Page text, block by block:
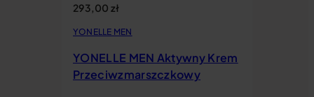
293,00 zł
YONELLE MEN
YONELLE MEN Aktywny Krem
Przeciwzmarszczkowy